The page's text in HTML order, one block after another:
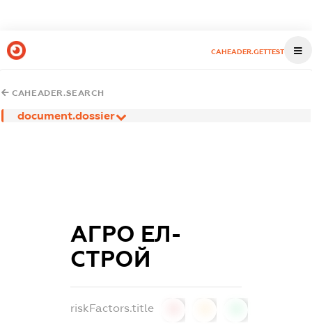
CAHEADER.GETTEST
CAHEADER.SEARCH
document.dossier
АГРО ЕЛ-
СТРОЙ
riskFactors.title